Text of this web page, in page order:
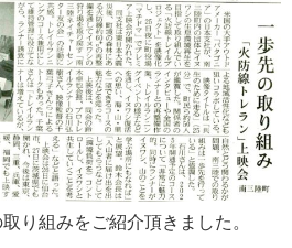
り組みをご紹介頂きました。